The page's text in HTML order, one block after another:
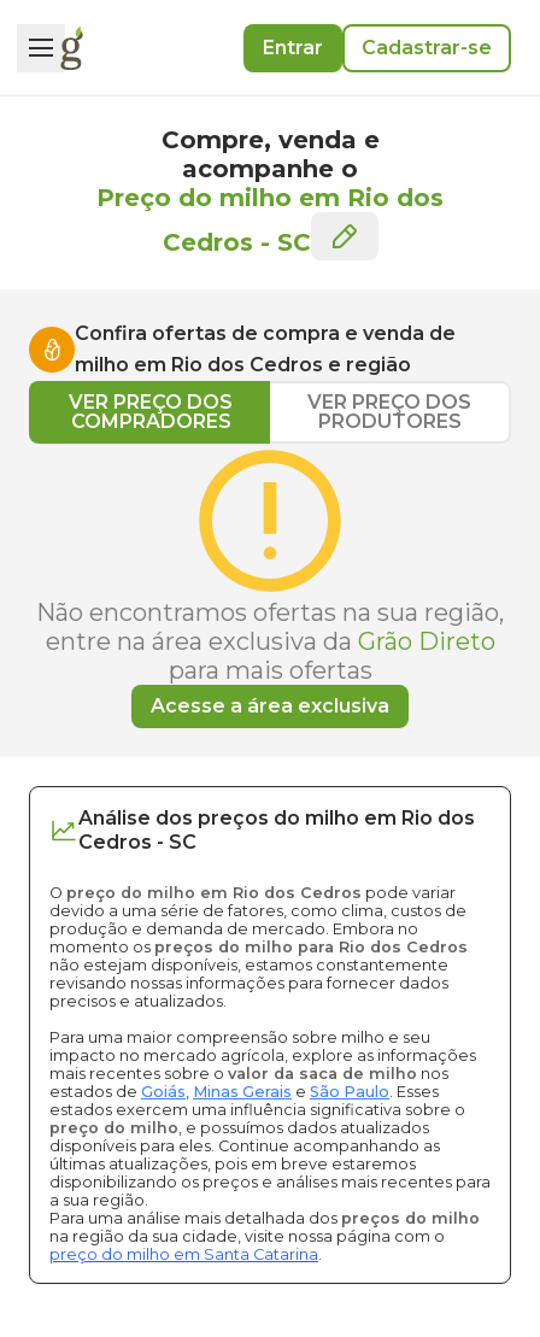
Entrar Cadastrar-se
Compre, venda e
acompanhe o
Preço do milho em Rio dos
Cedros - SC
Confira ofertas de compra e venda de
milho em Rio dos Cedros e região
VER PREÇO DOS
COMPRADORES
VER PREÇO DOS
PRODUTORES
Não encontramos ofertas na sua região,
entre na área exclusiva da Grão Direto
para mais ofertas
Acesse a área exclusiva
Análise dos preços do milho em Rio dos
Cedros - SC
O preço do milho em Rio dos Cedros pode variar
devido a uma série de fatores, como clima, custos de
produção e demanda de mercado. Embora no
momento os preços do milho para Rio dos Cedros
não estejam disponíveis, estamos constantemente
revisando nossas informações para fornecer dados
precisos e atualizados.
Para uma maior compreensão sobre milho e seu
impacto no mercado agrícola, explore as informações
mais recentes sobre o valor da saca de milho nos
estados de Goiás, Minas Gerais e São Paulo. Esses
estados exercem uma influência significativa sobre o
preço do milho, e possuímos dados atualizados
disponíveis para eles. Continue acompanhando as
últimas atualizações, pois em breve estaremos
disponibilizando os preços e análises mais recentes para
a sua região.
Para uma análise mais detalhada dos preços do milho
na região da sua cidade, visite nossa página com o
preço do milho em Santa Catarina.